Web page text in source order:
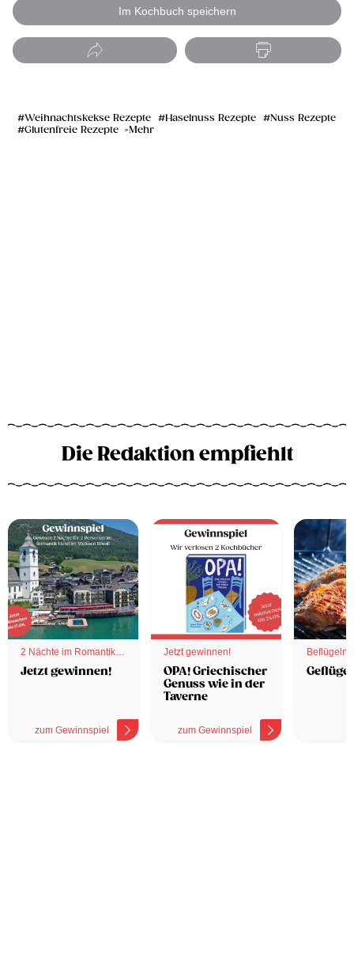
Im Kochbuch speichern
Weihnachtskekse Rezepte Haselnuss Rezepte
Nuss Rezepte
Glutenfreie Rezepte
Mehr
Die Redaktion empfiehlt
2 Nächte im Romantik
Hotel
Jetzt gewinnen!
zum Gewinnspiel
Jetzt gewinnen!
OPA! Griechischer
Genuss wie in der
Taverne
zum Gewinnspiel